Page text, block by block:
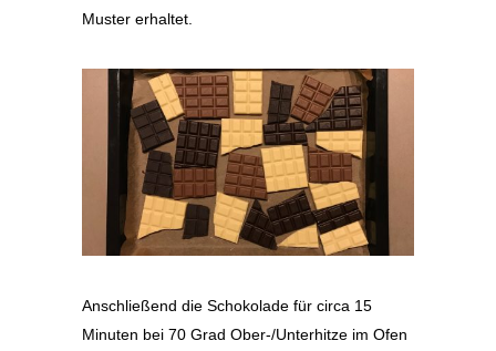
Muster erhaltet.
Anschließend die Schokolade für circa 15
Minuten bei 70 Grad Ober-/Unterhitze im Ofen